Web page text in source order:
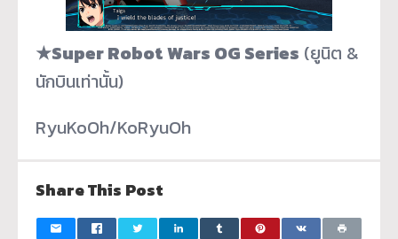
★Super Robot Wars OG Series (ยูนิต &
นักบินเท่านั้น)
RyuKoOh/KoRyuOh
Share This Post